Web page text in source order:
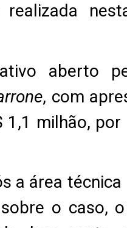
aberto
, com
milhão,
a área
o caso,